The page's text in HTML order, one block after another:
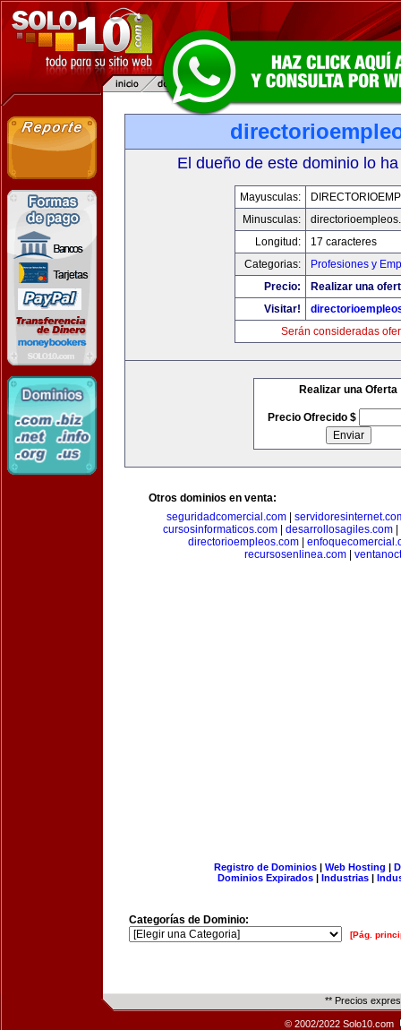
El dueño de este dominio lo
Mayusculas:
Minusculas:
Longitud:
17 caracteres
Categorias:
Profesiones y
Precio:
Realizar una
Visitar!
Serán consideradas
Realizar una Oferta
Precio Ofrecido $
Otros dominios en venta:
seguridadcomercial.com|
cursosinformaticos.com
desarrollosagiles.com
directorioempleos.com
recursosenlinea.com|
Registro de Dominios| Web Hosting |
Dominios Expirados | Industrias |
Categorías de Dominio:
[Pág.
** Precios
© 2002/2022 Solo10.com